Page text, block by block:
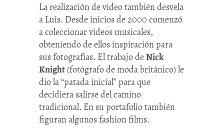
La realización de video también desvela
a Luis. Desde inicios de 2000 comenzó
a coleccionar videos musicales,
obteniendo de ellos inspiración para
sus fotografías. El trabajo deNick
Knight(fotógrafo de moda británico) le
dio la “patada inicial” para que
decidiera salirse del camino
tradicional. En su portafolio también
figuran algunos fashion films.